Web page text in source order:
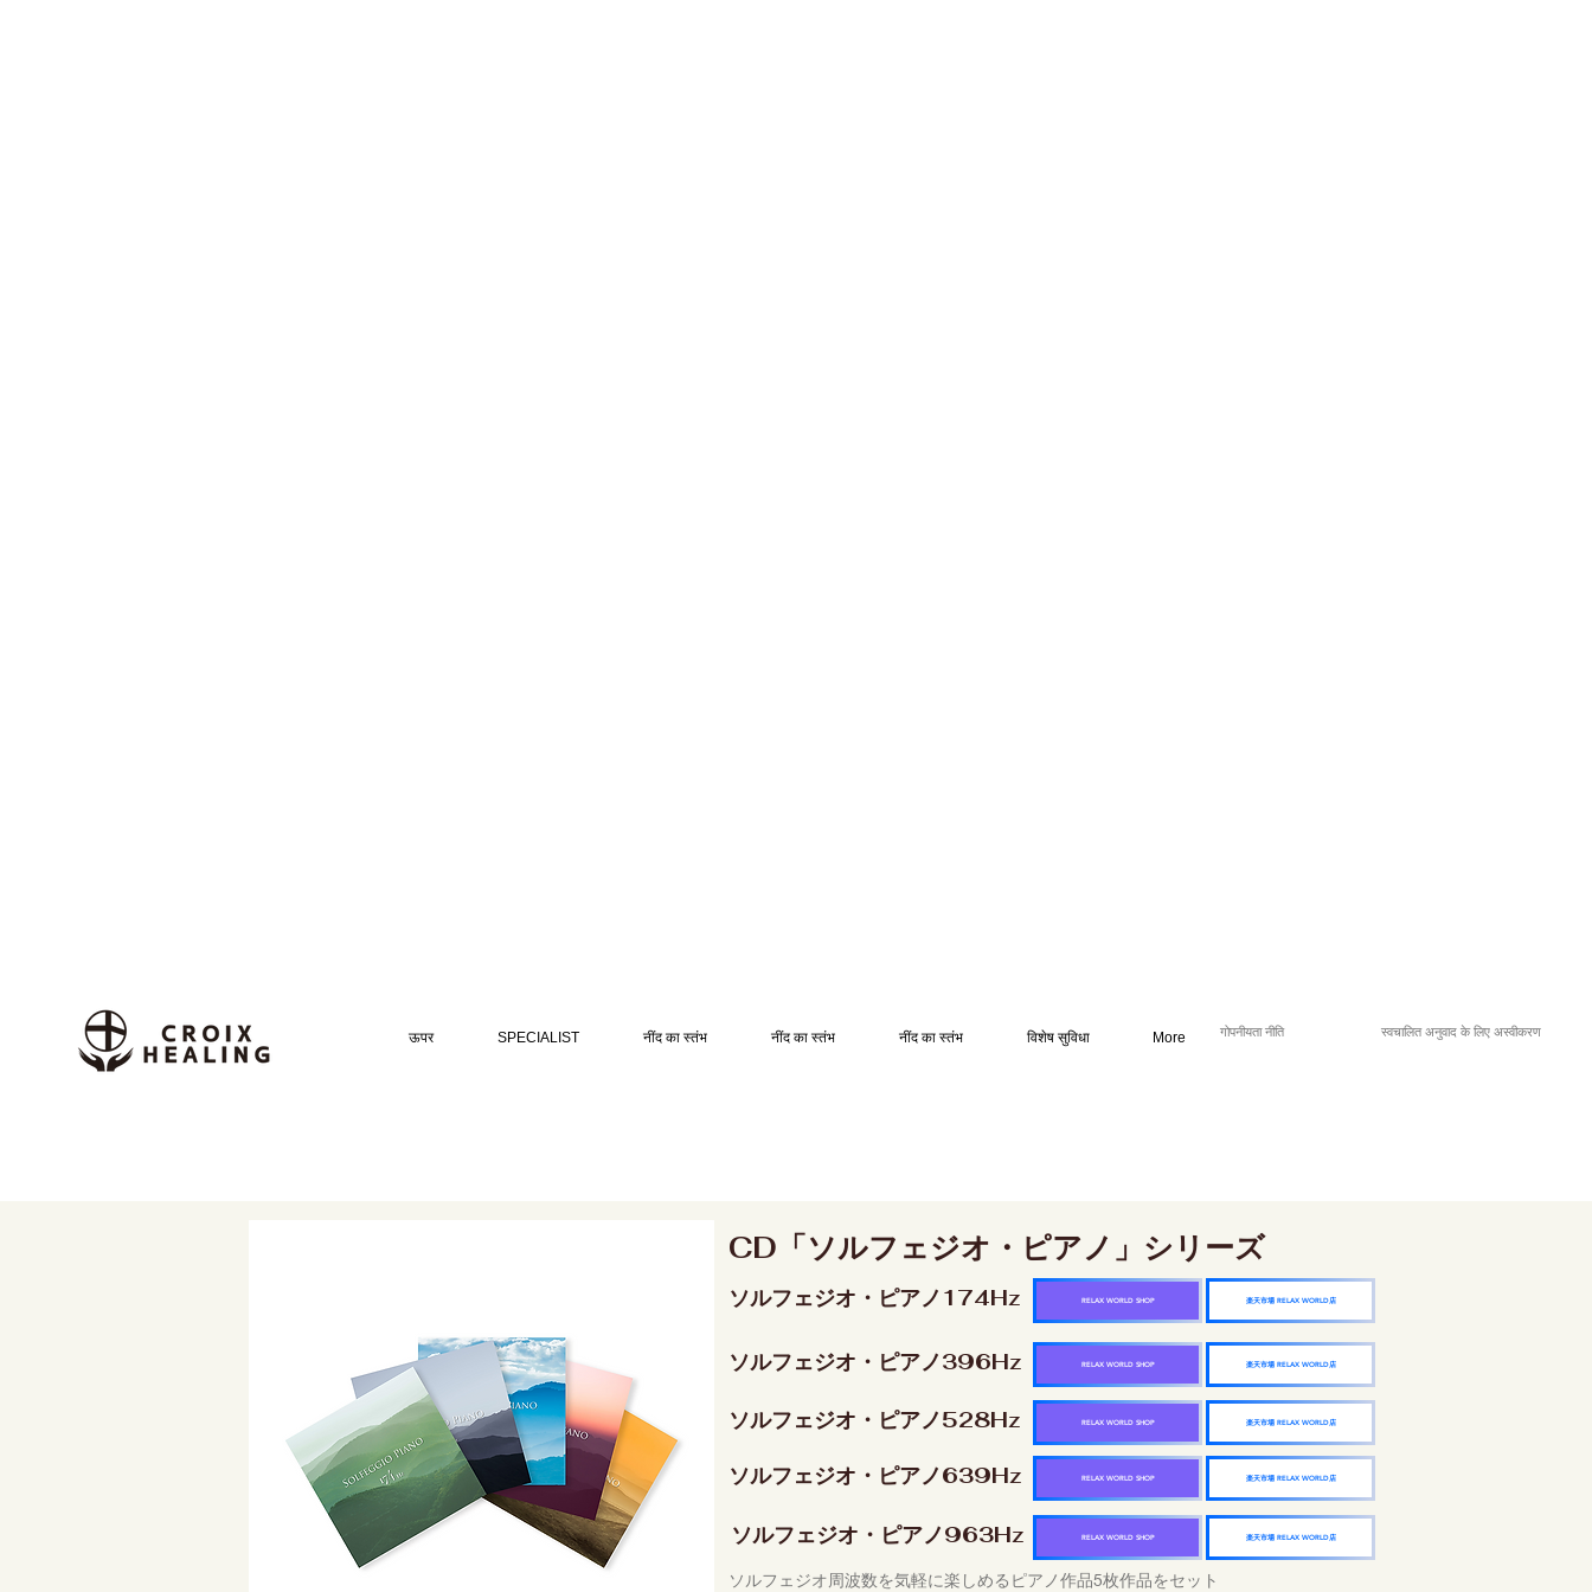
ऊपर SPECIALIST नींद का स्तंभ नींद का स्तंभ नींद का स्तंभ विशेष सुविधा More गोपनीयता नीति स्वचालित अनुवाद के लिए अस्वीकरण
CD「ソルフェジオ・ピアノ」シリーズ
ソルフェジオ・ピアノ174Hz 楽天市場 RELAX WORLD店
RELAX WORLD SHOP
ソルフェジオ・ピアノ396Hz 楽天市場 RELAX WORLD店
RELAX WORLD SHOP
ソルフェジオ・ピアノ528Hz 楽天市場 RELAX WORLD店
RELAX WORLD SHOP
ソルフェジオ・ピアノ639Hz 楽天市場 RELAX WORLD店
RELAX WORLD SHOP
ソルフェジオ・ピアノ963Hz 楽天市場 RELAX WORLD店
RELAX WORLD SHOP
ソルフェジオ周波数を気軽に楽しめるピアノ作品5枚作品をセット